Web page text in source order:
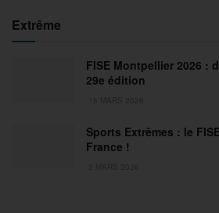
Extrême
FISE Montpellier 2026 :
29e édition
Sports Extrêmes : le
France !